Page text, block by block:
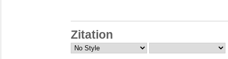
Zitation